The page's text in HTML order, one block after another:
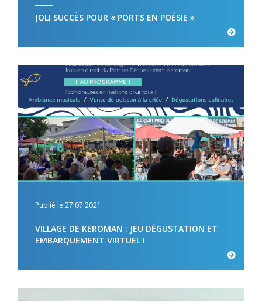
JOLI SUCCÈS POUR « PORTS EN POÉSIE »
Publié le 27.07.2021
VILLAGE DE KEROMAN : JEU DÉGUSTATION ET
EMBARQUEMENT VIRTUEL !